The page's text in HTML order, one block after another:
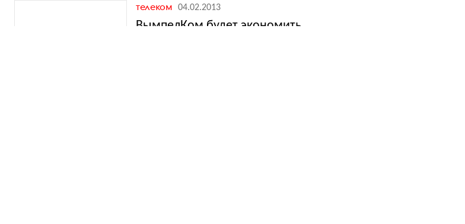
телеком 04.02.2013
ВымпелКом будет экономить